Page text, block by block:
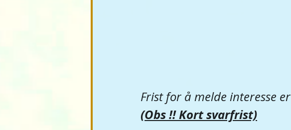
Frist for å melde interesse er
(Obs !! Kort svarfrist)